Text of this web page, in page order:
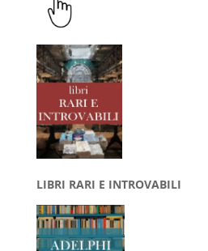
LIBRI RARI E INTROVABILI